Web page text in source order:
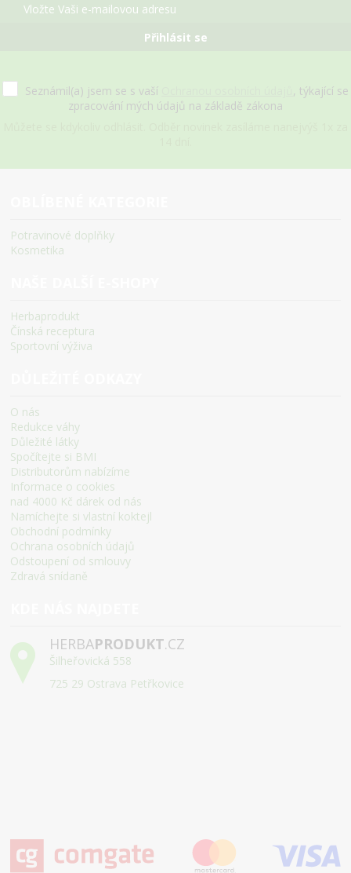
Přihlásit se
Seznámil(a) jsem se s vaší
, týkající se
zpracování mých údajů na základě zákona
Potravinové doplňky
Kosmetika
Herbaprodukt
Čínská receptura
Sportovní výživa
O nás
Redukce váhy
Důležité látky
Spočítejte si BMI
Distributorům nabízíme
Informace o cookies
nad 4000 Kč dárek od nás
Namíchejte si vlastní koktejl
Obchodní podmínky
Ochrana osobních údajů
Odstoupení od smlouvy
Zdravá snídaně
HERBAPRODUKT.CZ
Šilheřovická 558
725 29 Ostrava Petřkovice